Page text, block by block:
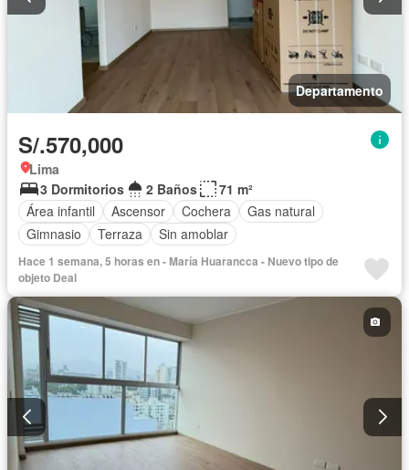
Departamento
S/.570,000
Lima
3 Dormitorios
2 Baños
71 m²
Área infantil
Ascensor Cochera
Gas natural
Gimnasio
Terraza Sin amoblar
Hace 1 semana, 5 horas en - María Huarancca - Nuevo tipo de
objeto Deal